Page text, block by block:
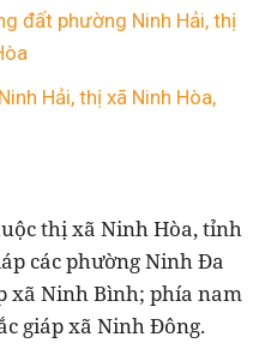
đất phường Ninh Hải, thị
Hải, thị xã Ninh Hòa,
thị xã Ninh Hòa, tỉnh
các phường Ninh Đa
xã Ninh Bình; phía nam
giáp xã Ninh Đông.